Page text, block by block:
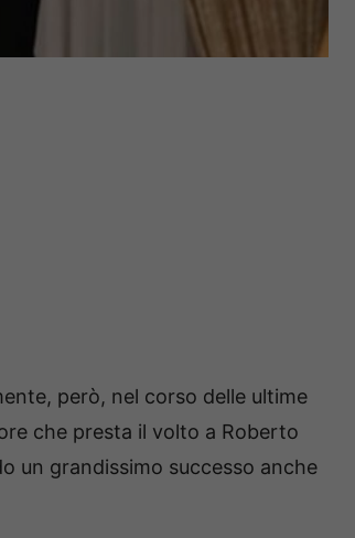
però, nel corso delle ultime
che presta il volto a Roberto
un grandissimo successo anche